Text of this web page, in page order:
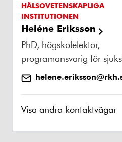
HÄLSOVETENSKAPLIGA
INSTITUTIONEN
Heléne Eriksson
PhD, högskolelektor,
programansvarig för
Visa andra kontaktvägar